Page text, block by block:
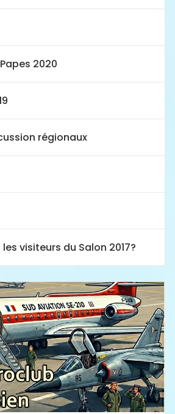
2020
régionaux
visiteurs du Salon 2017?